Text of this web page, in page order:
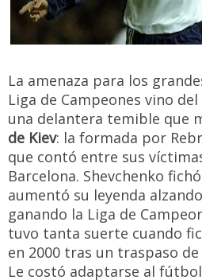
La amenaza para los
Liga de Campeones vino
una delantera temible que
de Kiev: la formada por
que contó entre sus
Barcelona. Shevchenko
aumentó su leyenda
ganando la Liga de
tuvo tanta suerte cuando
en 2000 tras un traspaso
Le costó adaptarse al